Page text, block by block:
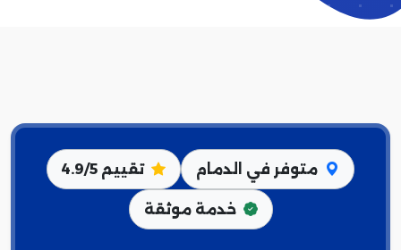
متوفر في الدمام تقييم 4.9/5
خدمة موثقة